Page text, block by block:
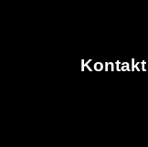
Kontakt